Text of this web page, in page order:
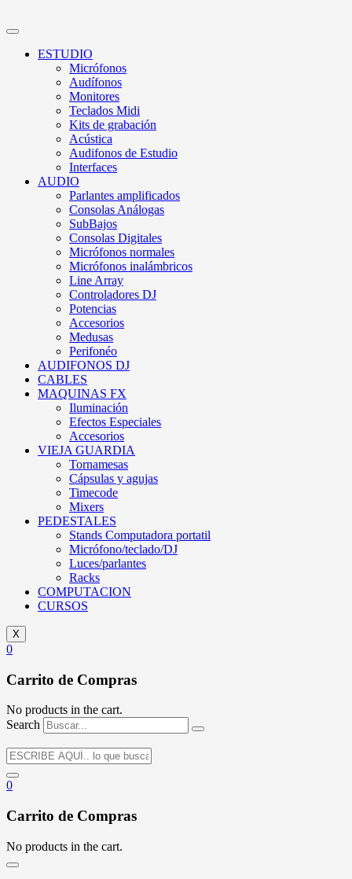
ESTUDIO
Micrófonos
Audífonos
Monitores
Teclados Midi
Kits de grabación
Acústica
Audifonos de Estudio
Interfaces
AUDIO
Parlantes amplificados
Consolas Análogas
SubBajos
Consolas Digitales
Micrófonos normales
Micrófonos inalámbricos
Line Array
Controladores DJ
Potencias
Accesorios
Medusas
Perifonéo
AUDIFONOS DJ
CABLES
MAQUINAS FX
Iluminación
Efectos Especiales
Accesorios
VIEJA GUARDIA
Tornamesas
Cápsulas y agujas
Timecode
Mixers
PEDESTALES
Stands Computadora portatil
Micrófono/teclado/DJ
Luces/parlantes
Racks
COMPUTACION
CURSOS
X
0
Carrito de Compras
No products in the cart.
Search
0
Carrito de Compras
No products in the cart.